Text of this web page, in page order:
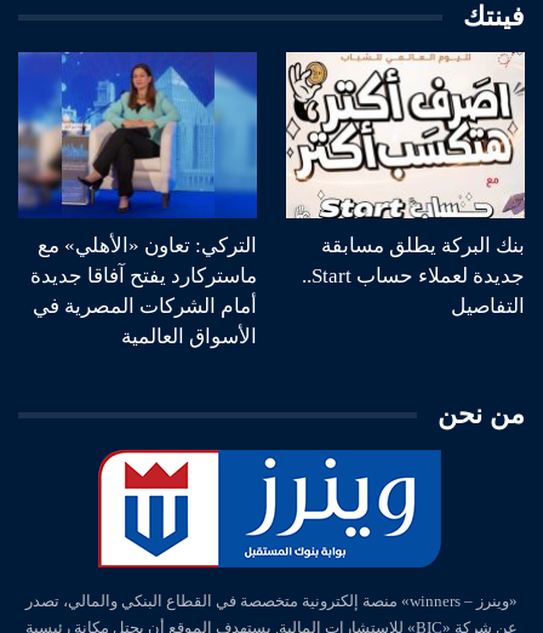
فينتك
بنك البركة يطلق مسابقة
جديدة لعملاء حساب Start..
التفاصيل
التركي: تعاون «الأهلي» مع
ماستركارد يفتح آفاقا جديدة
أمام الشركات المصرية في
الأسواق العالمية
من نحن
«وينرز – winners» منصة إلكترونية متخصصة في القطاع البنكي والمالي، تصدر
عن شركة «BIC» للاستشارات المالية. يستهدف الموقع أن يحتل مكانة رئيسية